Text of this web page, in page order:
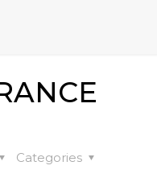
Categories